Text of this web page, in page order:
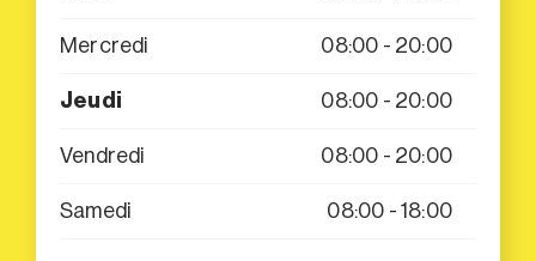
Mercredi 08:00 - 20:00
Jeudi 08:00 - 20:00
Vendredi 08:00 - 20:00
Samedi 08:00 - 18:00